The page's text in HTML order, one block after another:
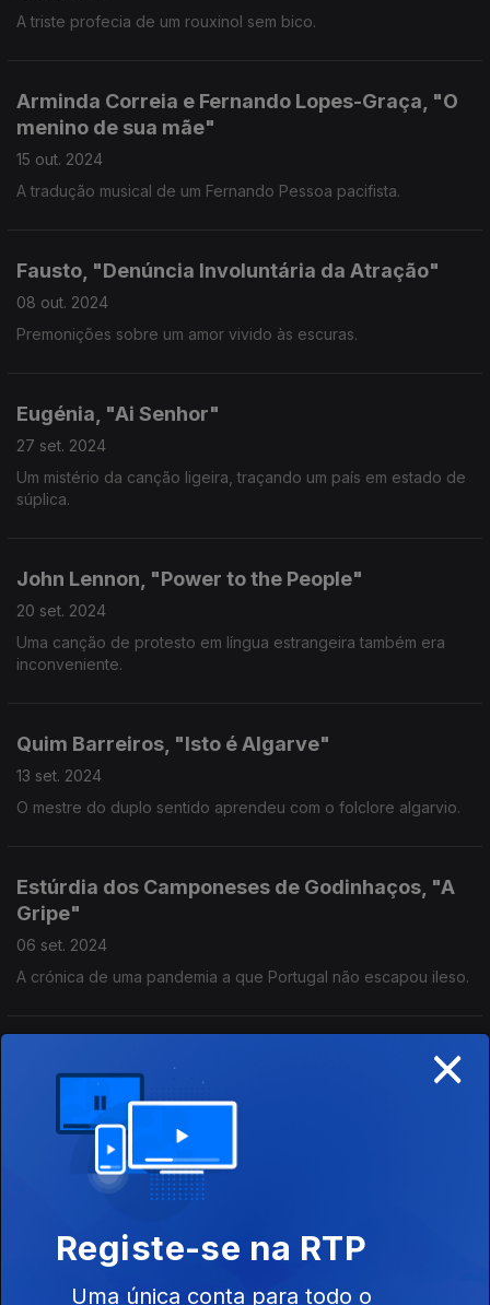
A triste profecia de um rouxinol sem bico.
Arminda Correia e Fernando Lopes-Graça, "O
menino de sua mãe"
15 out. 2024
A tradução musical de um Fernando Pessoa pacifista.
Fausto, "Denúncia Involuntária da Atração"
08 out. 2024
Premonições sobre um amor vivido às escuras.
Eugénia, "Ai Senhor"
27 set. 2024
Um mistério da canção ligeira, traçando um país em estado de
súplica.
John Lennon, "Power to the People"
20 set. 2024
Uma canção de protesto em língua estrangeira também era
inconveniente.
Quim Barreiros, "Isto é Algarve"
13 set. 2024
O mestre do duplo sentido aprendeu com o folclore algarvio.
Estúrdia dos Camponeses de Godinhaços, "A
Gripe"
06 set. 2024
A crónica de uma pandemia a que Portugal não escapou ileso.
Vieira da Silva, "Canção para um Povo Triste"
16 ago. 2024
Um baladeiro de Coimbra, censurado no mesmo dia que
Serge Gainsbourg e Jane Birkin.
×
Registe-se na RTP
Uma única conta para todo o